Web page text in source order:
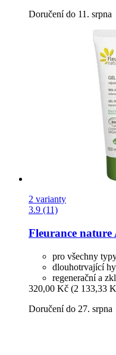
Doručení do 11. srpna
2 varianty
3.9 (11)
Fleurance nature
pro všechny
dlouhotrvající
regenerační a
320,00 Kč (2 133,33
Doručení do 27. srpna